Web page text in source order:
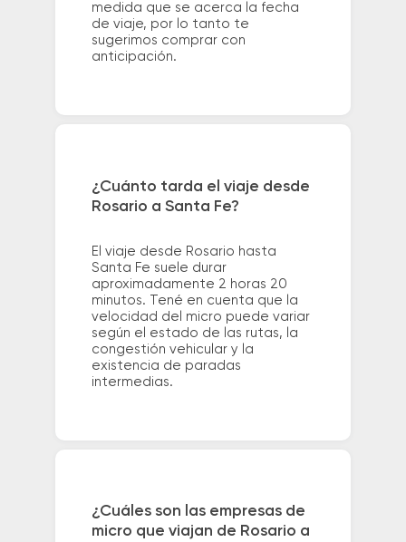
medida que se acerca la fecha
de viaje, por lo tanto te
sugerimos comprar con
anticipación.
¿Cuánto tarda el viaje desde
Rosario a Santa Fe?
El viaje desde Rosario hasta
Santa Fe suele durar
aproximadamente 2 horas 20
minutos. Tené en cuenta que la
velocidad del micro puede variar
según el estado de las rutas, la
congestión vehicular y la
existencia de paradas
intermedias.
¿Cuáles son las empresas de
micro que viajan de Rosario a